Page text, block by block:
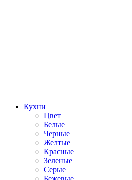
Кухни
Цвет
Белые
Черные
Желтые
Красные
Зеленые
Серые